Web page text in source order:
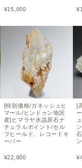
¥15,000
[特別価格/ガネッシュヒ
マール/ヒンドゥン地区
産]ヒマラヤ水晶原石ナ
チュラルポイント/セル
フヒールド、レコードキ
ーパー
¥22,800
¥
[
¥